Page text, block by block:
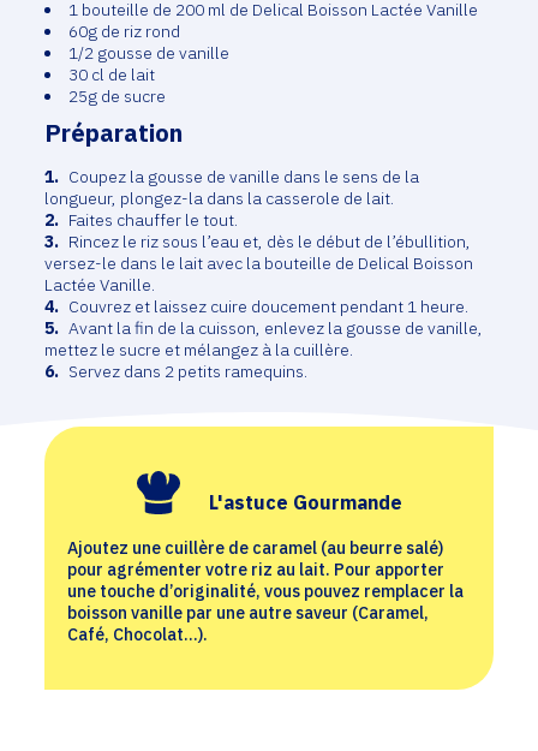
1 bouteille de 200 ml de Delical Boisson Lactée Vanille
60g de riz rond
1/2 gousse de vanille
30 cl de lait
25g de sucre
Préparation
Coupez la gousse de vanille dans le sens de la
longueur, plongez-la dans la casserole de lait.
Faites chauffer le tout.
Rincez le riz sous l’eau et, dès le début de l’ébullition,
versez-le dans le lait avec la bouteille de Delical Boisson
Lactée Vanille.
Couvrez et laissez cuire doucement pendant 1 heure.
Avant la fin de la cuisson, enlevez la gousse de vanille,
mettez le sucre et mélangez à la cuillère.
Servez dans 2 petits ramequins.
L'astuce Gourmande
Ajoutez une cuillère de caramel (au beurre salé)
pour agrémenter votre riz au lait. Pour apporter
une touche d’originalité, vous pouvez remplacer la
boisson vanille par une autre saveur (Caramel,
Café, Chocolat…).